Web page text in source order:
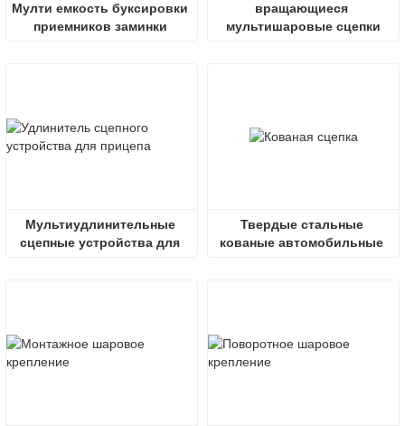
Мулти емкость буксировки
приемников заминки
вращающиеся
мультишаровые сцепки
Мультиудлинительные
сцепные устройства для
Твердые стальные
кованые автомобильные